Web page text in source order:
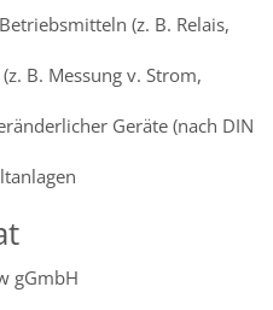
(z. B. Relais,
B. Messung v. Strom,
Geräte (nach DIN
gGmbH